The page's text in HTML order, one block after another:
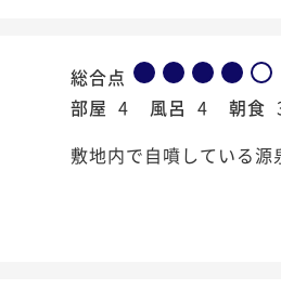
総合点
部屋 4 風呂 4 朝食
敷地内で自噴している源